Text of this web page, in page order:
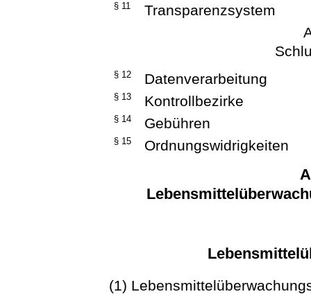
§ 11
Transparenzsystem
§ 12 Datenverarbeitung
§ 13 Kontrollbezirke
§ 14 Gebühren
§ 15 Ordnungswidrigkeiten
(1)